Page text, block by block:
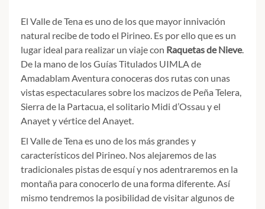
El Valle de Tena es uno de los que mayor innivación
natural recibe de todo el Pirineo. Es por ello que es un
lugar ideal para realizar un viaje con Raquetas de Nieve.
De la mano de los Guías Titulados UIMLA de
Amadablam Aventura conoceras dos rutas con unas
vistas espectaculares sobre los macizos de Peña Telera,
Sierra de la Partacua, el solitario Midi d’Ossau y el
Anayet y vértice del Anayet.
El Valle de Tena es uno de los más grandes y
característicos del Pirineo. Nos alejaremos de las
tradicionales pistas de esquí y nos adentraremos en la
montaña para conocerlo de una forma diferente. Así
mismo tendremos la posibilidad de visitar algunos de